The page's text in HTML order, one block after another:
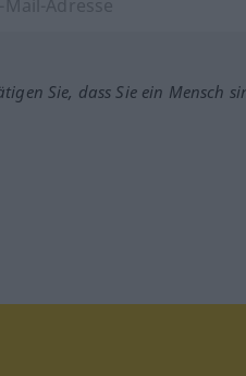
Sie, dass Sie ein Mensch